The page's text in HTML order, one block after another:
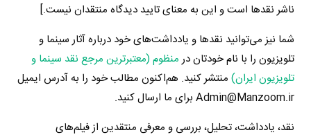
ناشر نقدها است و این به معنای تایید دیدگاه منتقدان نیست.]
شما نیز می‌توانید نقدها و یادداشت‌های خود درباره آثار سینما و
تلویزیون را با نام خودتان در منظوم (معتبرترین مرجع نقد سینما و
تلویزیون ایران) منتشر کنید. هم‌اکنون مطالب خود را به آدرس ایمیل
Admin@Manzoom.ir برای ما ارسال کنید.
نقد، یادداشت، تحلیل، بررسی و معرفی منتقدین از فیلم‌های